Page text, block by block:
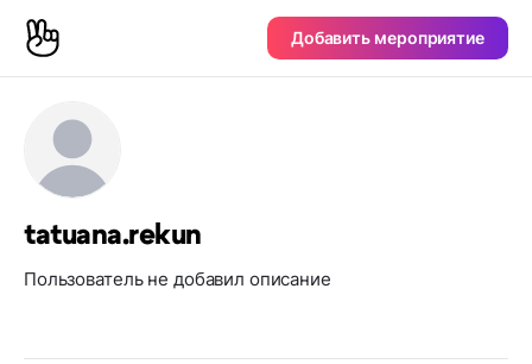
Добавить мероприятие
tatuana.rekun
Пользователь не добавил описание